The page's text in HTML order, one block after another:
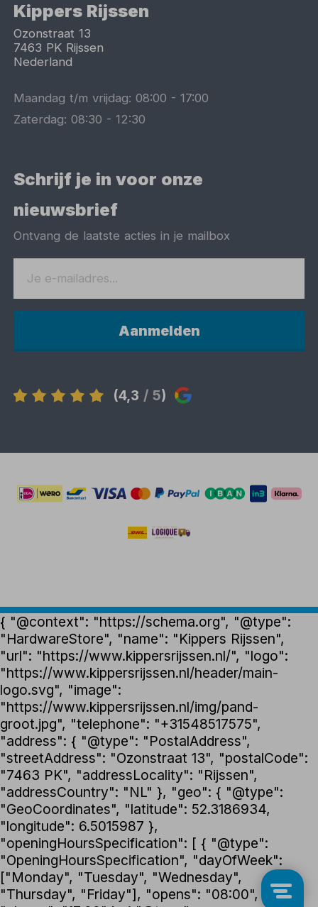
Kippers Rijssen
Ozonstraat 13
7463 PK Rijssen
Nederland
Maandag t/m vrijdag:08:00 -17:00
Zaterdag:08:30 -12:30
Schrijf je in voor onze
nieuwsbrief
Ontvang de laatste acties in je mailbox
Aanmelden
(4,3 / 5)
{ "@context": "https://schema.org", "@type":
"HardwareStore", "name": "Kippers Rijssen",
"url": "https://www.kippersrijssen.nl/", "logo":
"https://www.kippersrijssen.nl/header/main-
logo.svg", "image":
"https://www.kippersrijssen.nl/img/pand-
groot.jpg", "telephone": "+31548517575",
"address": { "@type": "PostalAddress",
"streetAddress": "Ozonstraat 13", "postalCode":
"7463 PK", "addressLocality": "Rijssen",
"addressCountry": "NL" }, "geo": { "@type":
"GeoCoordinates", "latitude": 52.3186934,
"longitude": 6.5015987 },
"openingHoursSpecification": [ { "@type":
"OpeningHoursSpecification", "dayOfWeek":
["Monday", "Tuesday", "Wednesday",
"Thursday", "Friday"], "opens": "08:00",